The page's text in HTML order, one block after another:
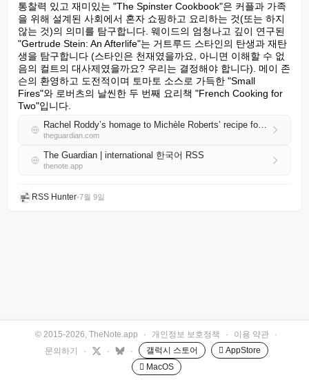
통찰력 있고 재미있는 "The Spinster Cookbook"은 커플과 가족
을 위해 설계된 사회에서 혼자 쇼핑하고 요리하는 것(또는 하지
않는 것)의 의미를 탐구합니다. 웨이드의 엄청나고 깊이 연구된
"Gertrude Stein: An Afterlife"는 거트루드 스타인의 탄생과 재탄
생을 탐구합니다 (스타인은 천재였을까요, 아니면 이해할 수 없
음의 컬트의 대사제였을까요? 우리는 결정해야 합니다). 메이 존
슨의 환영하고 도전적이며 토마토 소스로 가득한 "Small
Fires"와 로버츠의 날씬한 두 번째 요리책 "French Cooking for
Two"입니다.
Rachel Roddy’s homage to Michèle Roberts’ recipe for chicken saute with tomatoes and mushrooms
theguardian.com
The Guardian | international 한국어 RSS
thenote.app
RSS Hunter•7월 9일
© 2015-2026, TheNote.app · 개인정보 보호정책 · 이용 약관
·
문의하기
· · · 갤럭시 스토어
 AppStore
 MacOS